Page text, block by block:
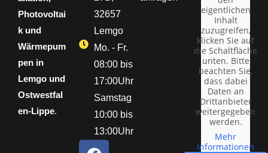
Photovoltai
k und
Wärmepum
pen in
Lemgo und
Ostwestfal
en-Lippe.
32657
Lemgo
Mo. - Fr.
08:00 bis
17:00Uhr
Samstag
10:00 bis
13:00Uhr
eigentlichen
Inhalt
zuzugreifen,
klicken Sie auf
die Schaltfläche
unten. Bitte
beachten Sie,
dass dabei
Daten an
Drittanbieter
weitergegeben
werden.
Mehr
Informationen